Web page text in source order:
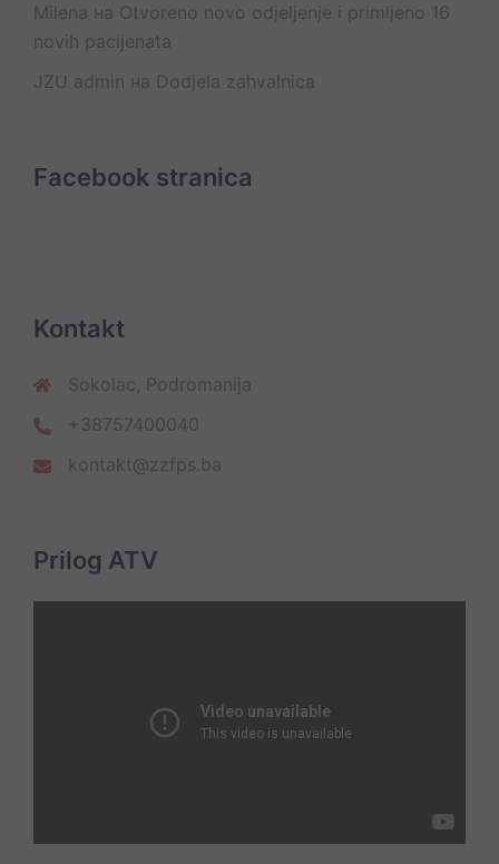
Milena на Otvoreno novo odjeljenje i primljeno 16
novih pacijenata
JZU admin на Dodjela zahvalnica
Facebook stranica
Kontakt
Sokolac, Podromanija
+38757400040
kontakt@zzfps.ba
Prilog ATV